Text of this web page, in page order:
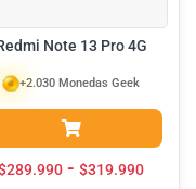
Note 13 Pro 4G
289.990 - $319.990
+2.030 Monedas Geek